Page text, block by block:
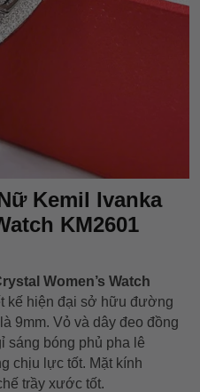
Kemil Ivanka
KM2601
Women’s Watch
kế hiện đại sở hữu đường
9mm. Vỏ và dây đeo đồng
sáng bóng phủ pha lê
chịu lực tốt. Mặt kính
trầy xước tốt.